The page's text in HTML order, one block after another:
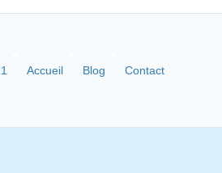
Accueil Blog Contact